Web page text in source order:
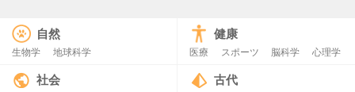
自然
生物学 地球科学
健康
医療 スポーツ 脳科学 心理学
社会 古代